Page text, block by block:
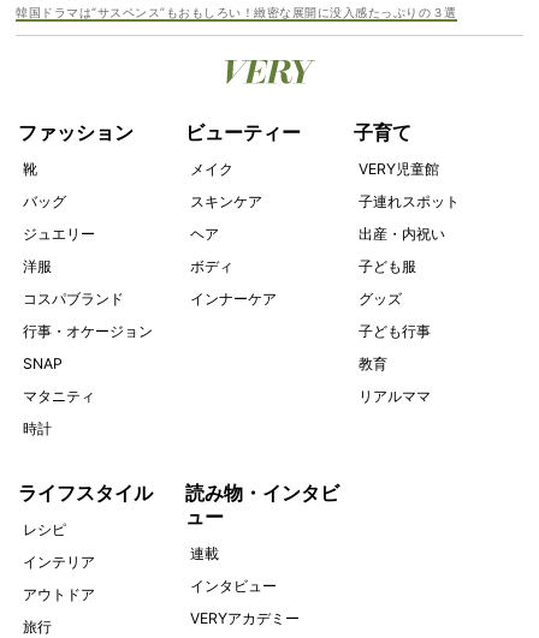
韓国ドラマは“サスペンス”もおもしろい！緻密な展開に没入感たっぷりの３選
ファッション
靴
バッグ
ジュエリー
洋服
コスパブランド
行事・オケージョン
SNAP
マタニティ
時計
ビューティー
メイク
スキンケア
ヘア
ボディ
インナーケア
子育て
VERY児童館
子連れスポット
出産・内祝い
子ども服
グッズ
子ども行事
教育
リアルママ
ライフスタイル
レシピ
インテリア
アウトドア
旅行
読み物・インタビ
ュー
連載
インタビュー
VERYアカデミー